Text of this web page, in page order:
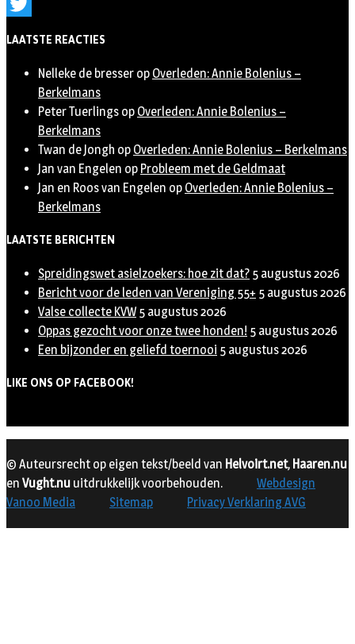
Instagram
LAATSTE REACTIES
Nelleke de bresser op Overleden: Annie Bolenius –
Berkelmans
Peter Tuerlings op Overleden: Annie Bolenius –
Berkelmans
Twan de Jongh op Overleden: Annie Bolenius – Berkelmans
Jan van Engelen op Probleem met de Geldmaat
Jan en Roos van Engelen op Overleden: Annie Bolenius –
Berkelmans
LAATSTE BERICHTEN
Spreidingswet asielzoekers: hoe zit dat? 5 augustus 2026
Bericht voor de leden van Vereniging 55+ 5 augustus 2026
Valse collecte KVW 5 augustus 2026
Oppas gezocht voor onze twee honden! 5 augustus 2026
Een bijzonder en geliefd toernooi 5 augustus 2026
LIKE ONS OP FACEBOOK!
© Auteursrecht op eigen tekst/beeld van Helvoirt.net, Haaren.nu
en Vught.nu uitdrukkelijk voorbehouden.
Webdesign
Vanoo Media
Sitemap Privacy Verklaring AVG